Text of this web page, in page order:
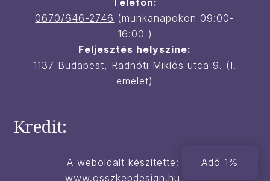
Telefon:
0670/646-2746 (munkanapokon 09:00-
16:00 )
Feljesztés helyszíne:
1137 Budapest, Radnóti Miklós utca 9. (I.
emelet)
Kredit:
A weboldalt készítette:
www.osszkepdesign.hu
Adó 1%